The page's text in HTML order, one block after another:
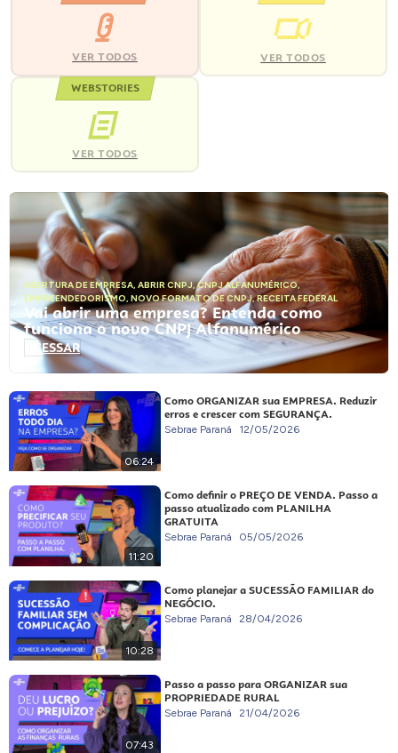
VER TODOS VER TODOS
WEBSTORIES
VER TODOS
ABERTURA DE EMPRESA, ABRIR CNPJ,CNPJ ALFANUMÉRICO,
EMPREENDEDORISMO, NOVO FORMATO DE CNPJ,RECEITA FEDERAL
Vai abrir uma empresa? Entenda como
funciona o novo CNPJ Alfanumérico
ACESSAR
06:24
Como ORGANIZAR sua EMPRESA. Reduzir
erros e crescer com SEGURANÇA.
Sebrae Paraná 12/05/2026
11:20
Como definir o PREÇO DE VENDA. Passo a
passo atualizado com PLANILHA
GRATUITA
Sebrae Paraná 05/05/2026
10:28
Como planejar a SUCESSÃO FAMILIAR do
NEGÓCIO.
Sebrae Paraná 28/04/2026
07:43
Passo a passo para ORGANIZAR sua
PROPRIEDADE RURAL
Sebrae Paraná 21/04/2026